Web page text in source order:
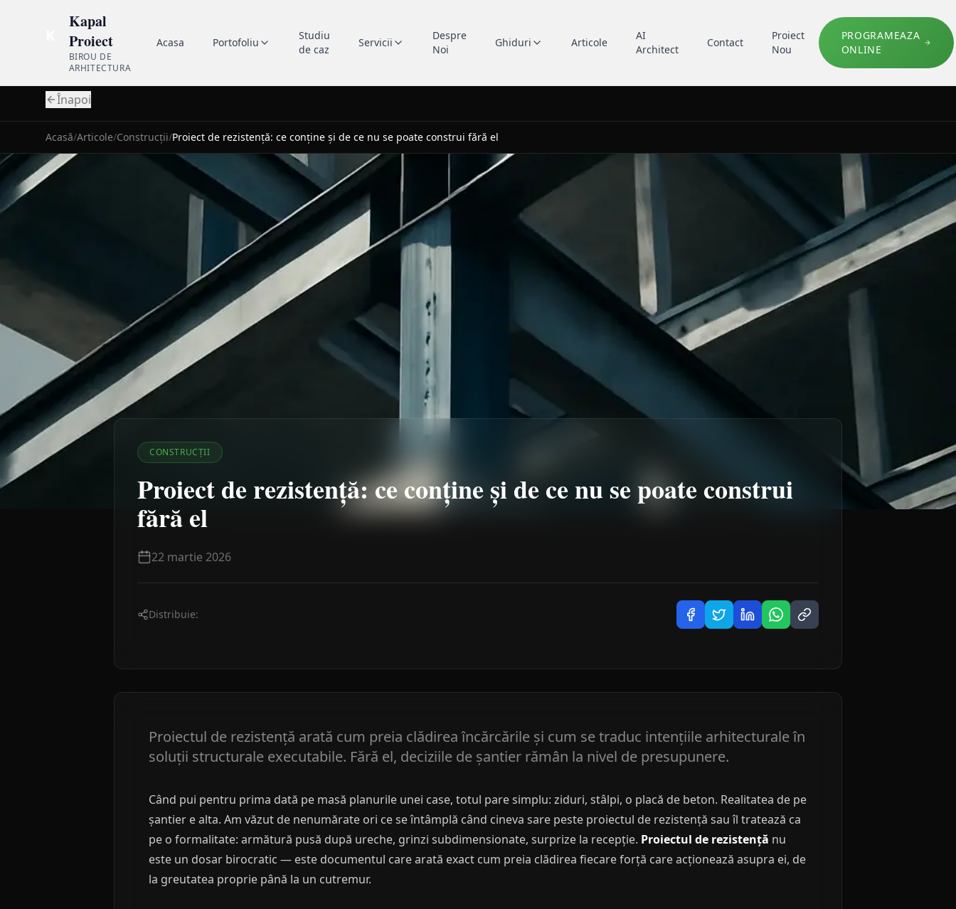
Kapal
Proiect
BIROU DE
ARHITECTURA
Acasa Portofoliu
Studiu
de caz
Servicii
Despre
Noi
Ghiduri Articole
AI
Architect
Contact
Proiect
Nou
PROGRAMEAZA
ONLINE
Înapoi
Acasă/Articole/Construcții/Proiect de rezistență: ce conține și de ce nu se poate construi fără el
CONSTRUCȚII
Proiect de rezistență: ce conține și de ce nu se poate construi
fără el
22 martie 2026
Distribuie:
Proiectul de rezistență arată cum preia clădirea încărcările și cum se traduc intențiile arhitecturale în
soluții structurale executabile. Fără el, deciziile de șantier rămân la nivel de presupunere.
Când pui pentru prima dată pe masă planurile unei case, totul pare simplu: ziduri, stâlpi, o placă de beton. Realitatea de pe
șantier e alta. Am văzut de nenumărate ori ce se întâmplă când cineva sare peste proiectul de rezistență sau îl tratează ca
pe o formalitate: armătură pusă după ureche, grinzi subdimensionate, surprize la recepție. Proiectul de rezistență nu
este un dosar birocratic — este documentul care arată exact cum preia clădirea fiecare forță care acționează asupra ei, de
la greutatea proprie până la un cutremur.